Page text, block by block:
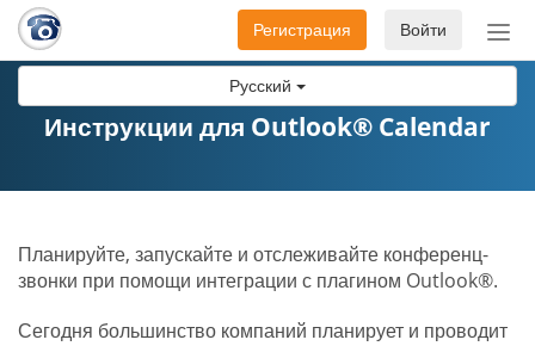
Русский
Войти
Регистрация
Инструкции для Outlook® Calendar
Планируйте, запускайте и отслеживайте конференц-
звонки при помощи интеграции с плагином Outlook®.
Сегодня большинство компаний планирует и проводит